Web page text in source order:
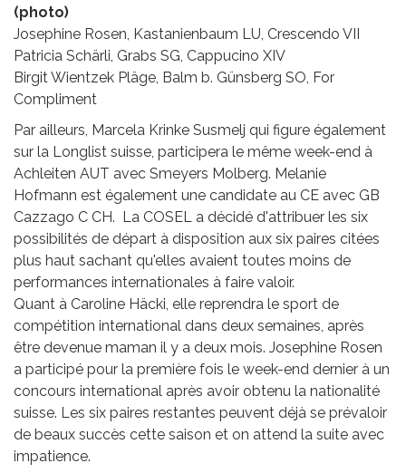
(photo)
Josephine Rosen, Kastanienbaum LU, Crescendo VII
Patricia Schärli, Grabs SG, Cappucino XIV
Birgit Wientzek Pläge, Balm b. Günsberg SO, For
Compliment
Par ailleurs, Marcela Krinke Susmelj qui figure également
sur la Longlist suisse, participera le même week-end à
Achleiten AUT avec Smeyers Molberg. Melanie
Hofmann est également une candidate au CE avec GB
Cazzago C CH. La COSEL a décidé d'attribuer les six
possibilités de départ à disposition aux six paires citées
plus haut sachant qu'elles avaient toutes moins de
performances internationales à faire valoir.
Quant à Caroline Häcki, elle reprendra le sport de
compétition international dans deux semaines, après
être devenue maman il y a deux mois. Josephine Rosen
a participé pour la première fois le week-end dernier à un
concours international après avoir obtenu la nationalité
suisse. Les six paires restantes peuvent déjà se prévaloir
de beaux succès cette saison et on attend la suite avec
impatience.